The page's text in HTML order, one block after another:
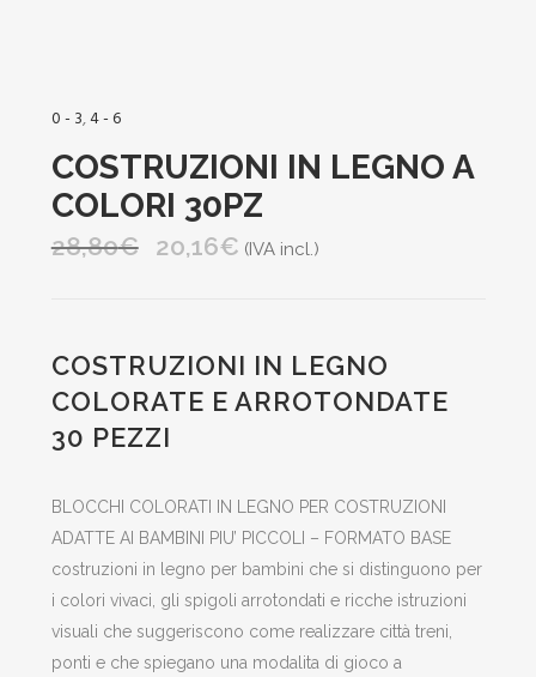
0 - 3,4 - 6
COSTRUZIONI IN LEGNO A
COLORI 30PZ
28,80€
Il
28,80€.
20,16€ Il
20,16€.
(IVA incl.)
COSTRUZIONI IN LEGNO
COLORATE E ARROTONDATE
30 PEZZI
BLOCCHI COLORATI IN LEGNO PER COSTRUZIONI
ADATTE AI BAMBINI PIU’ PICCOLI – FORMATO BASE
costruzioni in legno per bambini che si distinguono per
i colori vivaci, gli spigoli arrotondati e ricche istruzioni
visuali che suggeriscono come realizzare città treni,
ponti e che spiegano una modalita di gioco a